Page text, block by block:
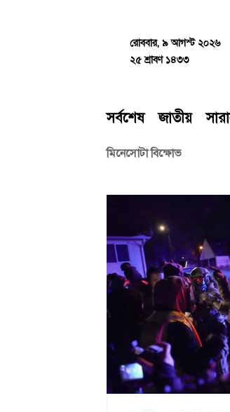
রোববার, ৯ আগস্ট ২০২৬
২৫ শ্রাবণ ১৪৩৩
সর্বশেষ জাতীয়
মিনেসোটা বিক্ষোভ